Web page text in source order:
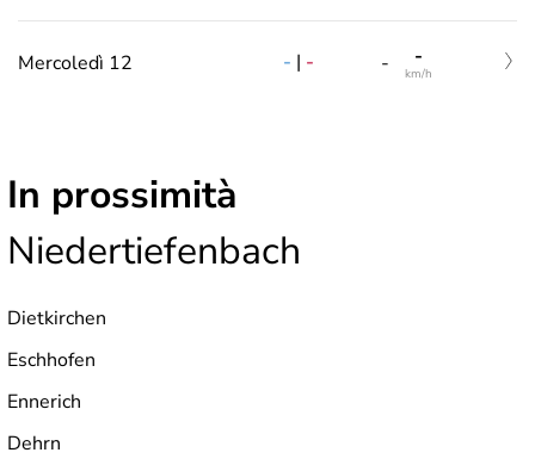
Mercoledì 12 - | - - -
km/h
In prossimità
Niedertiefenbach
Dietkirchen
Eschhofen
Ennerich
Dehrn